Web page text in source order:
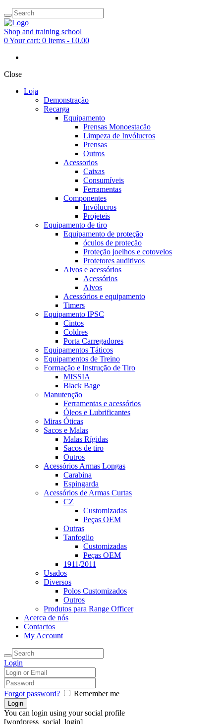
Shop and training school
0Your cart: 0 Items - €0.00
Close
Loja
Demonstração
Recarga
Equipamento
Prensas Monoestacão
Limpeza de Invólucros
Prensas
Outros
Acessorios
Caixas
Consumíveis
Ferramentas
Componentes
Invólucros
Projeteis
Equipamento de tiro
Equipamento de proteção
óculos de proteção
Proteção joelhos e cotovelos
Protetores auditivos
Alvos e acessórios
Acessórios
Alvos
Acessórios e equipamento
Timers
Equipamento IPSC
Cintos
Coldres
Porta Carregadores
Equipamentos Táticos
Equipamentos de Treino
Formação e Instrução de Tiro
MISSIA
Black Bage
Manutenção
Ferramentas e acessórios
Óleos e Lubrificantes
Miras Óticas
Sacos e Malas
Malas Rígidas
Sacos de tiro
Outros
Acessórios Armas Longas
Carabina
Espingarda
Acessórios de Armas Curtas
CZ
Customizadas
Peças OEM
Outras
Tanfoglio
Customizadas
Peças OEM
1911/2011
Usados
Diversos
Polos Customizados
Outros
Produtos para Range Officer
Acerca de nós
Contactos
My Account
Login
Forgot password? Remember me
You can login using your social profile
[wordpress_social_login]